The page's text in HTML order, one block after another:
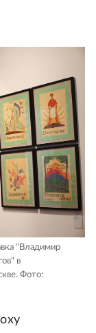
"Владимир
в
Фото: